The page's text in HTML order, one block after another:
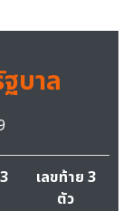
บาล
เลขท้าย 3
ตัว